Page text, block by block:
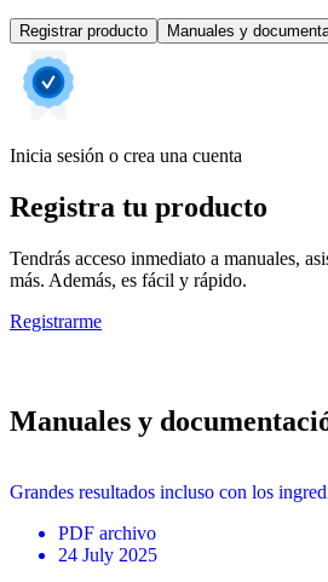
Registrar producto Manuales y
Inicia sesión o crea una cuenta
Registra tu producto
Tendrás acceso inmediato a manuales,
más. Además, es fácil y rápido.
Registrarme
Manuales y
Grandes resultados incluso con los
PDF archivo
24 July 2025